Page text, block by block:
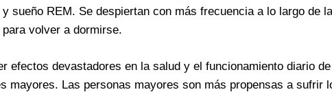
sueño REM. Se despiertan con más frecuencia a lo largo de
volver a dormirse.
efectos devastadores en la salud y el funcionamiento diario
mayores. Las personas mayores son más propensas a sufrir